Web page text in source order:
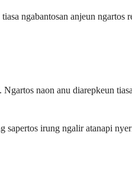
ngabantosan anjeun
naon anu diarepkeun
irung ngalir atanapi